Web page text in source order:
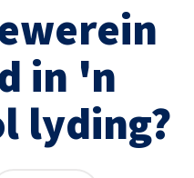
in 'n
lyding?